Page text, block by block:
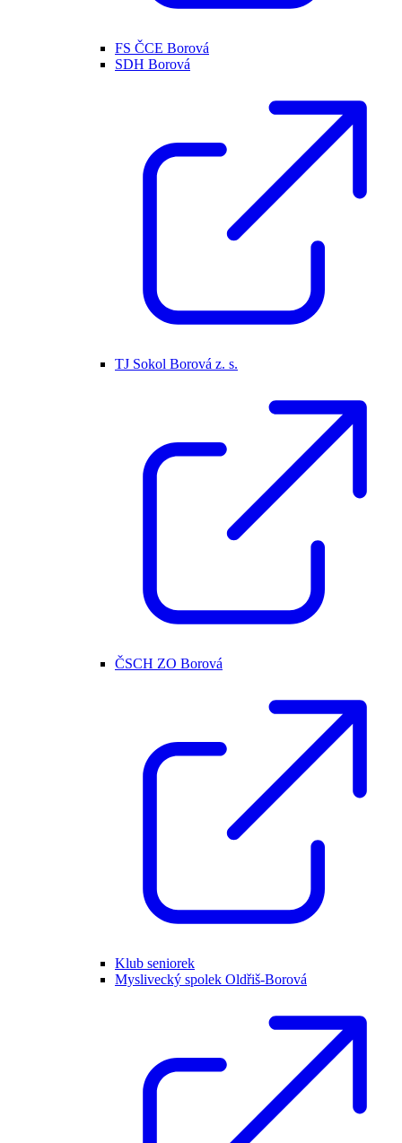
FS ČCE Borová
SDH Borová
TJ Sokol Borová z. s.
ČSCH ZO Borová
Klub seniorek
Myslivecký spolek Oldřiš-Borová